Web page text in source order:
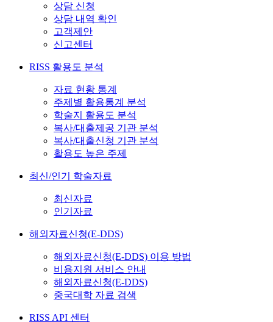
상담 신청
상담 내역 확인
고객제안
신고센터
RISS 활용도 분석
자료 현황 통계
주제별 활용통계 분석
학술지 활용도 분석
복사/대출제공 기관 분석
복사/대출신청 기관 분석
활용도 높은 주제
최신/인기 학술자료
최신자료
인기자료
해외자료신청(E-DDS)
해외자료신청(E-DDS) 이용 방법
비용지원 서비스 안내
해외자료신청(E-DDS)
중국대학 자료 검색
RISS API 센터